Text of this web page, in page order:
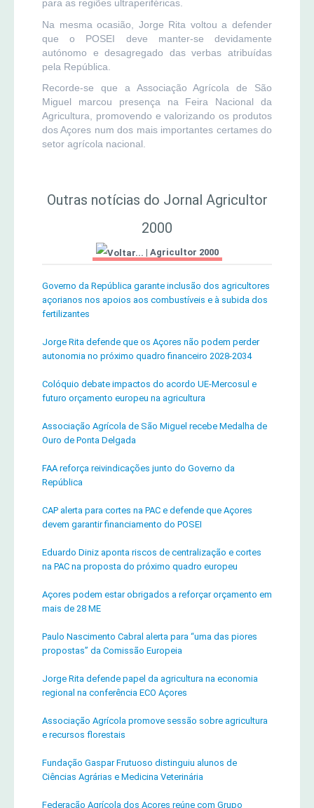
para as regiões ultraperiféricas.
Na mesma ocasião, Jorge Rita voltou a defender
que o POSEI deve manter-se devidamente
autónomo e desagregado das verbas atribuídas
pela República.
Recorde-se que a Associação Agrícola de São
Miguel marcou presença na Feira Nacional da
Agricultura, promovendo e valorizando os produtos
dos Açores num dos mais importantes certames do
setor agrícola nacional.
Outras notícias do Jornal Agricultor
2000
| Agricultor 2000
Governo da República garante inclusão dos agricultores
açorianos nos apoios aos combustíveis e à subida dos
fertilizantes
Jorge Rita defende que os Açores não podem perder
autonomia no próximo quadro financeiro 2028-2034
Colóquio debate impactos do acordo UE-Mercosul e
futuro orçamento europeu na agricultura
Associação Agrícola de São Miguel recebe Medalha de
Ouro de Ponta Delgada
FAA reforça reivindicações junto do Governo da
República
CAP alerta para cortes na PAC e defende que Açores
devem garantir financiamento do POSEI
Eduardo Diniz aponta riscos de centralização e cortes
na PAC na proposta do próximo quadro europeu
Açores podem estar obrigados a reforçar orçamento em
mais de 28 ME
Paulo Nascimento Cabral alerta para “uma das piores
propostas” da Comissão Europeia
Jorge Rita defende papel da agricultura na economia
regional na conferência ECO Açores
Associação Agrícola promove sessão sobre agricultura
e recursos florestais
Fundação Gaspar Frutuoso distinguiu alunos de
Ciências Agrárias e Medicina Veterinária
Federação Agrícola dos Açores reúne com Grupo